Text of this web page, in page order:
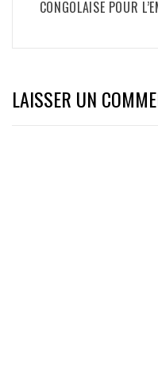
CONGOLAISE POUR
LAISSER UN